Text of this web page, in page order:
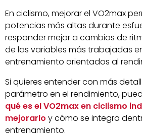
En ciclismo, mejorar el VO2max
potencias más altas durante
responder mejor a cambios de
de las variables más trabajadas
entrenamiento orientados al
Si quieres entender con más
parámetro en el rendimiento,
qué es el VO2max en ciclismo
mejorarlo y cómo se integra
entrenamiento.